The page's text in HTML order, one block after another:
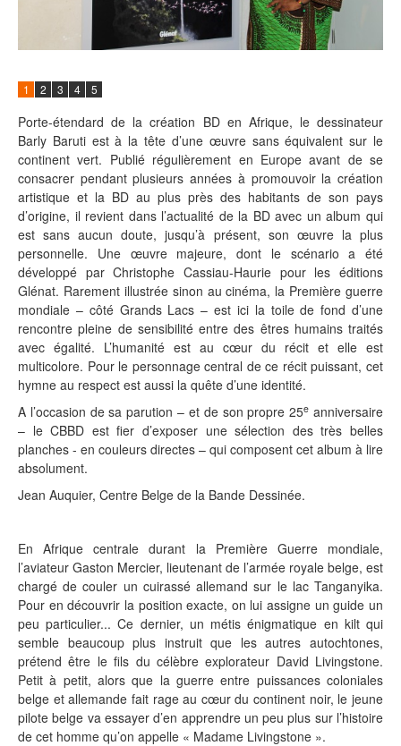
1 2 3 4 5
Porte-étendard de la création BD en Afrique, le dessinateur
Barly Baruti est à la tête d’une œuvre sans équivalent sur le
continent vert. Publié régulièrement en Europe avant de se
consacrer pendant plusieurs années à promouvoir la création
artistique et la BD au plus près des habitants de son pays
d’origine, il revient dans l’actualité de la BD avec un album qui
est sans aucun doute, jusqu’à présent, son œuvre la plus
personnelle. Une œuvre majeure, dont le scénario a été
développé par Christophe Cassiau-Haurie pour les éditions
Glénat. Rarement illustrée sinon au cinéma, la Première guerre
mondiale – côté Grands Lacs – est ici la toile de fond d’une
rencontre pleine de sensibilité entre des êtres humains traités
avec égalité. L’humanité est au cœur du récit et elle est
multicolore. Pour le personnage central de ce récit puissant, cet
hymne au respect est aussi la quête d’une identité.
A l’occasion de sa parution – et de son propre 25e anniversaire
– le CBBD est fier d’exposer une sélection des très belles
planches - en couleurs directes – qui composent cet album à lire
absolument.
Jean Auquier, Centre Belge de la Bande Dessinée.
En Afrique centrale durant la Première Guerre mondiale,
l’aviateur Gaston Mercier, lieutenant de l’armée royale belge, est
chargé de couler un cuirassé allemand sur le lac Tanganyika.
Pour en découvrir la position exacte, on lui assigne un guide un
peu particulier... Ce dernier, un métis énigmatique en kilt qui
semble beaucoup plus instruit que les autres autochtones,
prétend être le fils du célèbre explorateur David Livingstone.
Petit à petit, alors que la guerre entre puissances coloniales
belge et allemande fait rage au cœur du continent noir, le jeune
pilote belge va essayer d’en apprendre un peu plus sur l’histoire
de cet homme qu’on appelle « Madame Livingstone ».